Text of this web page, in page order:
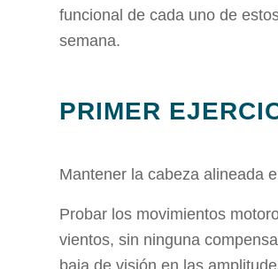
funcional de cada uno de
semana.
PRIMER
Mantener la cabeza alineada
Probar los movimientos
vientos, sin ninguna
baja de visión en las